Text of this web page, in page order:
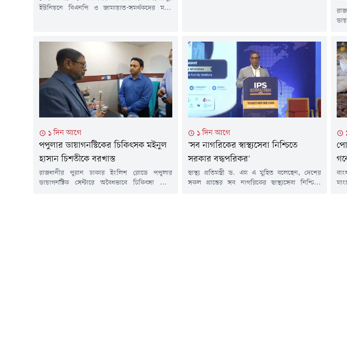
ইউনিয়নে বিএনপি ও জামায়াত-সমর্থকদের মধ্যে
মামলা দায়ের করা হয়েছে।শুক্রবার সকালে
কোম্পানীগঞ্জ থানার ভারপ্রাপ্ত কর্মকর্তা (ওসি)
মোহাম্মদ নুরুল হাকিম বিষয়টি নিশ্চিত করেন।
মামলার বাদী হয়েছেন স্থানীয়...
১ দিন আগে
পপুলার ডায়াগনস্টিকের চিকিৎসক মইনুল
হাসান চিশতীকে বরখাস্ত
রাজধানীর পুরান ঢাকার ইংলিশ রোডে পপুলার
ডায়াগনস্টিক সেন্টারে অবৈধভাবে চিকিৎসা সেবা
১ দিন আগে
'সব নাগরিকের স্বাস্থ্যসেবা নিশ্চিতে
সরকার বদ্ধপরিকর'
স্বাস্থ্য প্রতিমন্ত্রী ড. এম এ মুহিত বলেছেন, দেশের
সকল প্রান্তের সব নাগরিকের স্বাস্থ্যসেবা নিশ্চিতে